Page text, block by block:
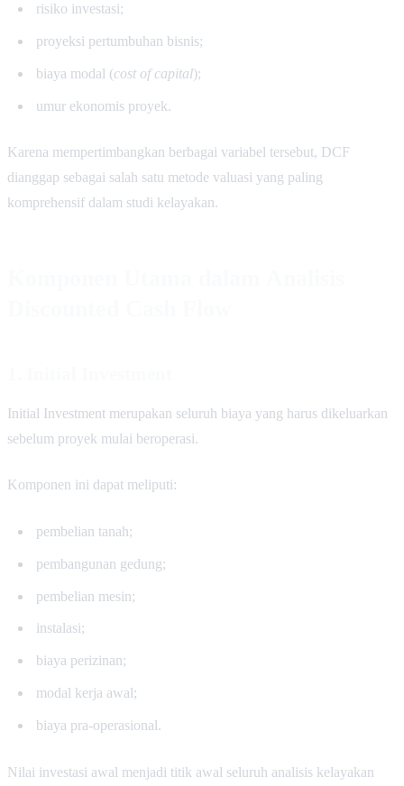
risiko investasi;
proyeksi pertumbuhan bisnis;
biaya modal (cost of capital);
umur ekonomis proyek.
Karena mempertimbangkan berbagai variabel tersebut, DCF
dianggap sebagai salah satu metode valuasi yang paling
komprehensif dalam studi kelayakan.
Initial Investment merupakan seluruh biaya yang harus dikeluarkan
sebelum proyek mulai beroperasi.
Komponen ini dapat meliputi:
pembelian tanah;
pembangunan gedung;
pembelian mesin;
instalasi;
biaya perizinan;
modal kerja awal;
biaya pra-operasional.
Nilai investasi awal menjadi titik awal seluruh analisis kelayakan